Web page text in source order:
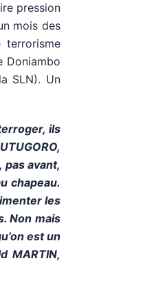
pression
mois des
terrorisme
Doniambo
SLN). Un
ils
avant,
chapeau.
les
Non mais
est un
MARTIN,